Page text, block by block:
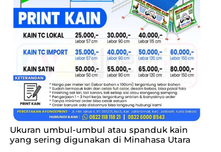
Ukuran umbul-umbul atau spanduk kain
yang sering digunakan di Minahasa Utara